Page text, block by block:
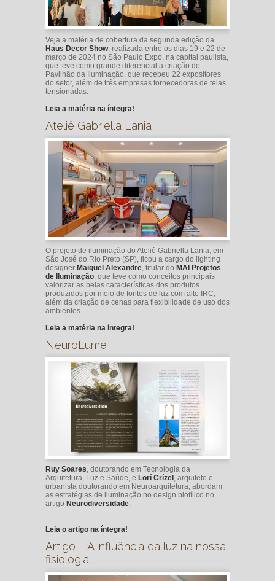
Veja a matéria de cobertura da segunda edição da
Haus Decor Show, realizada entre os dias 19 e 22 de
março de 2024 no São Paulo Expo, na capital paulista,
que teve como grande diferencial a criação do
Pavilhão da Iluminação, que recebeu 22 expositores
do setor, além de três empresas fornecedoras de telas
tensionadas.
Leia a matéria na íntegra!
Ateliê Gabriella Lania
O projeto de iluminação do Ateliê Gabriella Lania, em
São José do Rio Preto (SP), ficou a cargo do lighting
designer Maiquel Alexandre , titular do MAI Projetos
de Iluminação , que teve como conceitos principais
valorizar as belas características dos produtos
produzidos por meio de fontes de luz com alto IRC,
além da criação de cenas para flexibilidade de uso dos
ambientes.
Leia a matéria na íntegra!
NeuroLume
Ruy Soares , doutorando em Tecnologia da
Arquitetura, Luz e Saúde, e Lorí Crízel , arquiteto e
urbanista doutorando em Neuroarquitetura, abordam
as estratégias de iluminação no design biofílico no
artigo Neurodiversidade
Leia o artigo na íntegra!
Artigo – A influência da luz na nossa
fisiologia